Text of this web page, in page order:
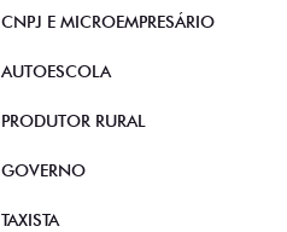
CNPJ E MICROEMPRESÁRIO
AUTOESCOLA
PRODUTOR RURAL
GOVERNO
TAXISTA